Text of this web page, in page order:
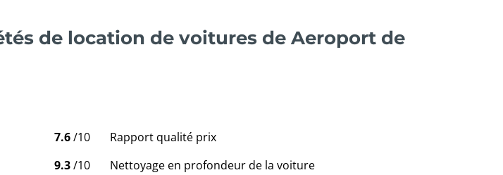
de location de voitures de Aeroport de
7.6/10
Rapport qualité prix
9.3/10
Nettoyage en profondeur de la voiture